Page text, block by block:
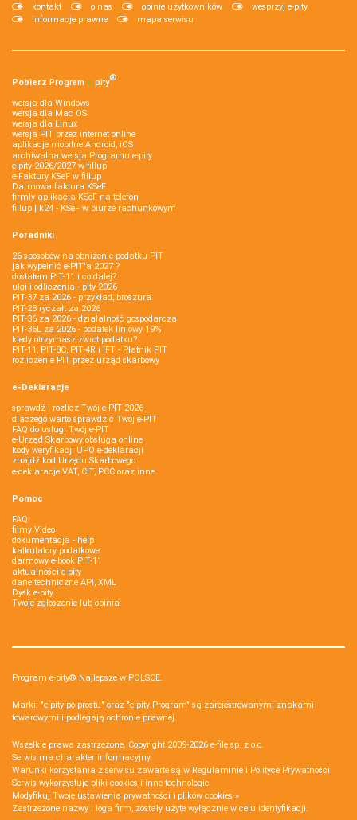
kontakt o nas opinie użytkowników
wesprzyj e-pity
informacje prawne
mapa serwisu
Pobierz Program e‑pity®
wersja dla Windows
wersja dla Mac OS
wersja dla Linux
wersja PIT przez internet online
aplikacje mobilne Android, iOS
archiwalna wersja Programu e-pity
e-pity 2026/2027 w fillup
e‑Faktury KSeF w fillup
Darmowa faktura KSeF
firmly aplikacja KSeF na telefon
fillup | k24 - KSeF w biurze rachunkowym
Poradniki
26 sposobów na obniżenie podatku PIT
jak wypełnić e-PIT'a 2027 ?
dostałem PIT-11 i co dalej?
ulgi i odliczenia - pity 2026
PIT-37 za 2026 - przykład, broszura
PIT-28 ryczałt za 2026
PIT-36 za 2026 - działalność gospodarcza
PIT-36L za 2026 - podatek liniowy 19%
kiedy otrzymasz zwrot podatku?
PIT-11, PIT-8C, PIT-4R i IFT - Płatnik PIT
rozliczenie PIT przez urząd skarbowy
e-Deklaracje
sprawdź i rozlicz Twój e PIT 2026
dlaczego warto sprawdzić Twój e-PIT
FAQ do usługi Twój e-PIT
e-Urząd Skarbowy obsługa online
kody weryfikacji UPO e-deklaracji
znajdź kod Urzędu Skarbowego
e-deklaracje VAT, CIT, PCC oraz inne
Pomoc
FAQ
filmy Video
dokumentacja - help
kalkulatory podatkowe
darmowy e-book PIT-11
aktualności e-pity
dane techniczne API, XML
Dysk e-pity
Twoje zgłoszenie lub opinia
Program e-pity® Najlepsze w POLSCE.
Marki: "e-pity po prostu" oraz "e-pity Program" są zarejestrowanymi znakami
towarowymi i podlegają ochronie prawnej.
Wszelkie prawa zastrzeżone. Copyright 2009-2026 e-file sp. z o.o.
Serwis ma charakter informacyjny.
Warunki korzystania z serwisu zawarte są w Regulaminie i Polityce Prywatności.
Serwis wykorzystuje pliki cookies i inne technologie.
Modyfikuj Twoje ustawienia prywatności i plików cookies »
Zastrzeżone nazwy i loga firm, zostały użyte wyłącznie w celu identyfikacji.